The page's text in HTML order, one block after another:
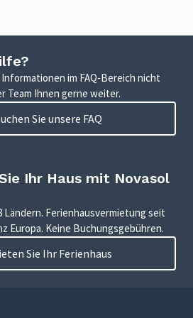
im FAQ-Bereich nicht
Team Ihnen gerne weiter.
Sie unsere FAQ
Ihr Haus mit Novasol
Ländern. Ferienhausvermietung seit
Europa. Keine Buchungsgebühren.
Sie Ihr Ferienhaus